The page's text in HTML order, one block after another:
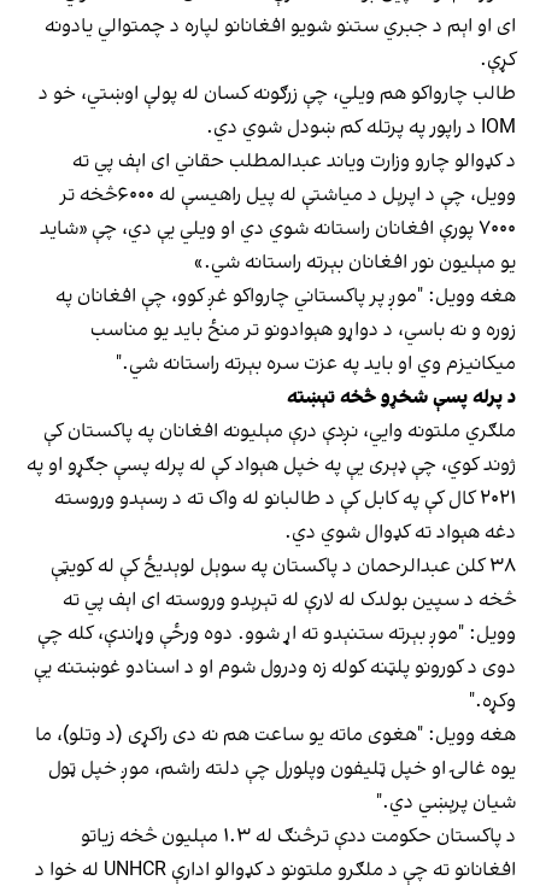
ای او اېم د جبري ستنو شویو افغانانو لپاره د چمتوالي یادونه
کړې.
طالب چارواکو هم ویلي، چې زرګونه کسان له پولې اوښتي، خو د
IOM د راپور په پرتله کم ښودل شوي دي.
د کډوالو چارو وزارت ویاند عبدالمطلب حقاني ای اېف پي ته
وویل، چې د اپرېل د میاشتې له پیل راهیسې له ۶۰۰۰څخه تر
۷۰۰۰ پورې افغانان راستانه شوي دي او ویلي یې دي، چې «شاید
یو مېلیون نور افغانان بېرته راستانه شي.»
هغه وويل: "موږ پر پاکستاني چارواکو غږ کوو، چې افغانان په
زوره و نه باسي، د دواړو هېوادونو تر منځ بايد يو مناسب
ميکانيزم وي او بايد په عزت سره بېرته راستانه شي."
د پرله پسې شخړو څخه تېښته
ملګري ملتونه وايي، نږدې درې مېلیونه افغانان په پاکستان کې
ژوند کوي، چې ډېری یې په خپل هېواد کې له پرله پسې جګړو او په
۲۰۲۱ کال کې په کابل کې د طالبانو له واک ته د رسېدو وروسته
دغه هېواد ته کډوال شوي دي.
۳۸ کلن عبدالرحمان د پاکستان په سوېل لوېدیځ کې له کویټې
څخه د سپین بولدک له لارې له تېرېدو وروسته ای اېف پي ته
وویل: "موږ بېرته ستنېدو ته اړ شوو. دوه ورځې وړاندې، کله چې
دوی د کورونو پلټنه کوله زه ودرول شوم او د اسنادو غوښتنه یې
وکړه."
هغه وویل: "هغوی ماته یو ساعت هم نه دی راکړی (د وتلو)، ما
یوه غالۍ او خپل ټلیفون وپلورل چې دلته راشم، موږ خپل ټول
شیان پرېښي دي."
د پاکستان حکومت ددې ترڅنګ له ۱.۳ مېلیون څخه زیاتو
افغانانو ته چې د ملګرو ملتونو د کډوالو ادارې UNHCR له خوا د